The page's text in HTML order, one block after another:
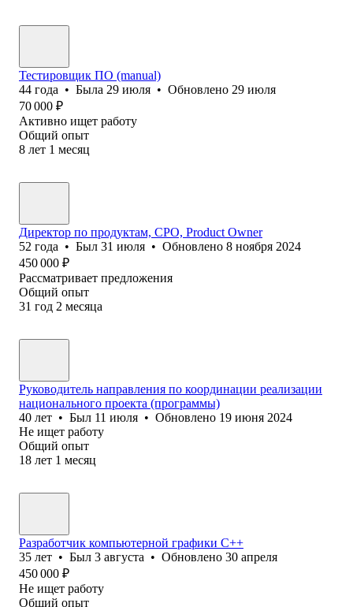
Тестировщик ПО (manual)
44 года • Была 29 июля • Обновлено 29 июля
70 000 ₽
Активно ищет работу
Общий опыт
8 лет 1 месяц
Директор по продуктам, CPO, Product Owner
52 года • Был 31 июля • Обновлено 8 ноября 2024
450 000 ₽
Рассматривает предложения
Общий опыт
31 год 2 месяца
Руководитель направления по координации реализации
национального проекта (программы)
40 лет • Был 11 июля • Обновлено 19 июня 2024
Не ищет работу
Общий опыт
18 лет 1 месяц
Разработчик компьютерной графики С++
35 лет • Был 3 августа • Обновлено 30 апреля
450 000 ₽
Не ищет работу
Общий опыт